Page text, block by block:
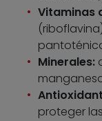
Vitaminas
Minerales:
proteger